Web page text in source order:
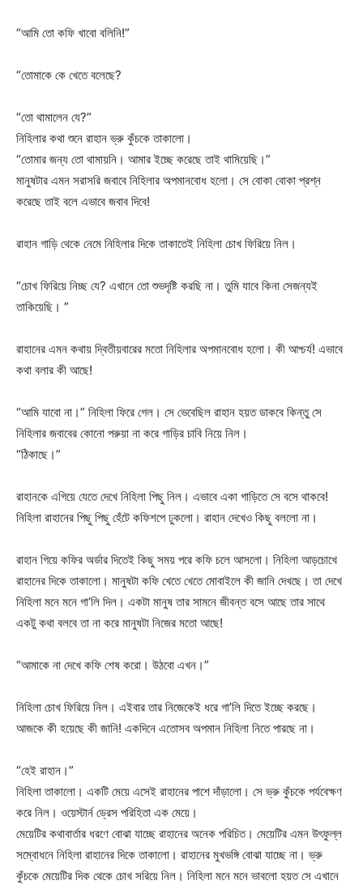
“আমি তো কফি খাবো বলিনি!”
“তোমাকে কে খেতে বলেছে?
“তো থামালেন যে?”
নিহিলার কথা শুনে রাহান ভ্রু কুঁচকে তাকালো।
“তোমার জন্য তো থামায়নি। আমার ইচ্ছে করেছে তাই থামিয়েছি।”
মানুষটার এমন সরাসরি জবাবে নিহিলার অপমানবোধ হলো। সে বোকা বোকা প্রশ্ন
করেছে তাই বলে এভাবে জবাব দিবে!
রাহান গাড়ি থেকে নেমে নিহিলার দিকে তাকাতেই নিহিলা চোখ ফিরিয়ে নিল।
“চোখ ফিরিয়ে নিচ্ছ যে? এখানে তো শুভদৃষ্টি করছি না। তুমি যাবে কিনা সেজন্যই
তাকিয়েছি। ”
রাহানের এমন কথায় দ্বিতীয়বারের মতো নিহিলার অপমানবোধ হলো। কী আশ্চর্য! এভাবে
কথা বলার কী আছে!
“আমি যাবো না।” নিহিলা ফিরে গেল। সে ভেবেছিল রাহান হয়ত ডাকবে কিন্তু সে
নিহিলার জবাবের কোনো পরুয়া না করে গাড়ির চাবি নিয়ে নিল।
“ঠিকাছে।”
রাহানকে এগিয়ে যেতে দেখে নিহিলা পিছু নিল। এভাবে একা গাড়িতে সে বসে থাকবে!
নিহিলা রাহানের পিছু পিছু হেঁটে কফিশপে ঢুকলো। রাহান দেখেও কিছু বললো না।
রাহান গিয়ে কফির অর্ডার দিতেই কিছু সময় পরে কফি চলে আসলো। নিহিলা আড়চোখে
রাহানের দিকে তাকালো। মানুষটা কফি খেতে খেতে মোবাইলে কী জানি দেখছে। তা দেখে
নিহিলা মনে মনে গা’লি দিল। একটা মানুষ তার সামনে জীবন্ত বসে আছে তার সাথে
একটু কথা বলবে তা না করে মানুষটা নিজের মতো আছে!
“আমাকে না দেখে কফি শেষ করো। উঠবো এখন।”
নিহিলা চোখ ফিরিয়ে নিল। এইবার তার নিজেকেই ধরে গা’লি দিতে ইচ্ছে করছে।
আজকে কী হয়েছে কী জানি! একদিনে এতোসব অপমান নিহিলা নিতে পারছে না।
“হেই রাহান।”
নিহিলা তাকালো। একটি মেয়ে এসেই রাহানের পাশে দাঁড়ালো। সে ভ্রু কুঁচকে পর্যবেক্ষণ
করে নিল। ওয়েস্টার্ন ড্রেস পরিহিতা এক মেয়ে।
মেয়েটির কথাবার্তার ধরণে বোঝা যাচ্ছে রাহানের অনেক পরিচিত। মেয়েটির এমন উৎফুল্ল
সম্বোধনে নিহিলা রাহানের দিকে তাকালো। রাহানের মুখভঙ্গি বোঝা যাচ্ছে না। ভ্রু
কুঁচকে মেয়েটির দিক থেকে চোখ সরিয়ে নিল। নিহিলা মনে মনে ভাবলো হয়ত সে এখানে